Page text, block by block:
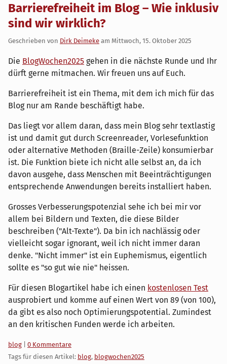
Barrierefreiheit im Blog – Wie inklusiv
sind wir wirklich?
Geschrieben von Dirk Deimeke am Mittwoch, 15. Oktober 2025
Die BlogWochen2025 gehen in die nächste Runde und Ihr
dürft gerne mitmachen. Wir freuen uns auf Euch.
Barrierefreiheit ist ein Thema, mit dem ich mich für das
Blog nur am Rande beschäftigt habe.
Das liegt vor allem daran, dass mein Blog sehr textlastig
ist und damit gut durch Screenreader, Vorlesefunktion
oder alternative Methoden (Braille-Zeile) konsumierbar
ist. Die Funktion biete ich nicht alle selbst an, da ich
davon ausgehe, dass Menschen mit Beeinträchtigungen
entsprechende Anwendungen bereits installiert haben.
Grosses Verbesserungspotenzial sehe ich bei mir vor
allem bei Bildern und Texten, die diese Bilder
beschreiben ("Alt-Texte"). Da bin ich nachlässig oder
vielleicht sogar ignorant, weil ich nicht immer daran
denke. "Nicht immer" ist ein Euphemismus, eigentlich
sollte es "so gut wie nie" heissen.
Für diesen Blogartikel habe ich einen kostenlosen Test
ausprobiert und komme auf einen Wert von 89 (von 100),
da gibt es also noch Optimierungspotential. Zumindest
an den kritischen Funden werde ich arbeiten.
Kategorien:
blog
0 Kommentare
Tags für diesen Artikel: blog, blogwochen2025